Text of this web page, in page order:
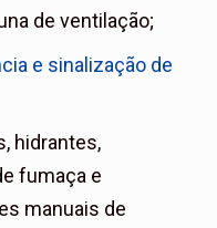
de ventilação;
e sinalização de
hidrantes,
fumaça e
manuais de